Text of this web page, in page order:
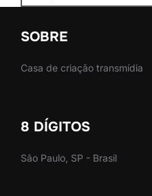
por:
SOBRE
Casa de criação transmídia
8 DÍGITOS
São Paulo, SP - Brasil